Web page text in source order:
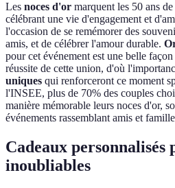
Les noces d'or marquent les 50 ans
célébrant une vie d'engagement et
l'occasion de se remémorer des
amis, et de célébrer l'amour durable.
pour cet événement est une belle
réussite de cette union, d'où
uniques qui renforceront ce moment
l'INSEE, plus de 70% des couples
manière mémorable leurs noces d'or,
événements rassemblant amis et
Cadeaux personnalisés
inoubliables